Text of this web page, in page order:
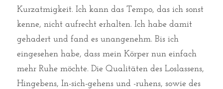
Kurzatmigkeit. Ich kann das Tempo, das ich sonst
kenne, nicht aufrecht erhalten. Ich habe damit
gehadert und fand es unangenehm. Bis ich
eingesehen habe, dass mein Körper nun einfach
mehr Ruhe möchte. Die Qualitäten des Loslassens,
Hingebens, In-sich-gehens und -ruhens, sowie des